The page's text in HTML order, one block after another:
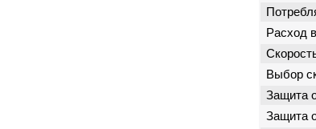
Расход
Выбор
Защита
Защита